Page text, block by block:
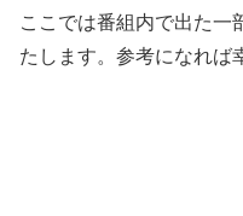
ここでは番組内で出た一
たします。参考になれば